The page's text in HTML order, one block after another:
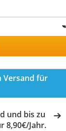
Versand für
und bis zu
8,90€/Jahr.